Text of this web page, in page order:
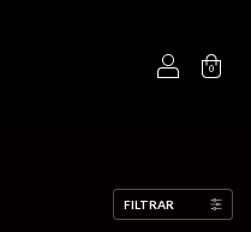
0
FILTRAR